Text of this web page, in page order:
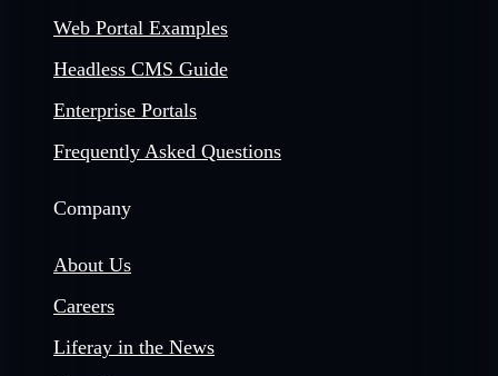
Web Portal Examples
Headless CMS Guide
Enterprise Portals
Frequently Asked Questions
Company
About Us
Careers
Liferay in the News